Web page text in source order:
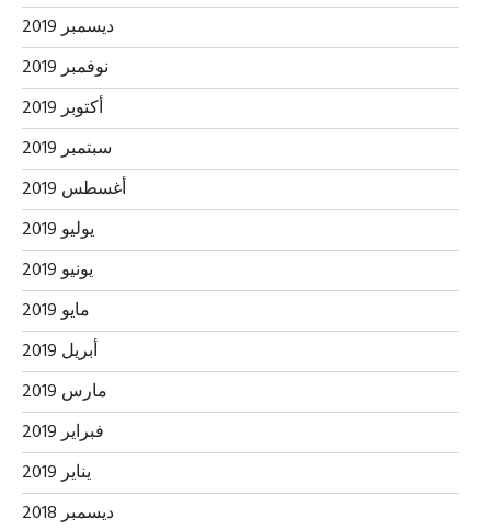
ديسمبر 2019
نوفمبر 2019
أكتوبر 2019
سبتمبر 2019
أغسطس 2019
يوليو 2019
يونيو 2019
مايو 2019
أبريل 2019
مارس 2019
فبراير 2019
يناير 2019
ديسمبر 2018